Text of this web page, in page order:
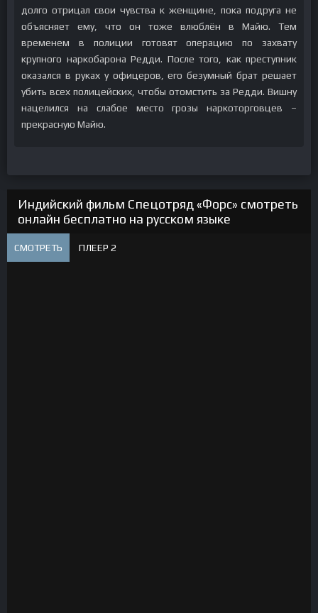
долго отрицал свои чувства к женщине, пока подруга не
объясняет ему, что он тоже влюблён в Майю. Тем
временем в полиции готовят операцию по захвату
крупного наркобарона Редди. После того, как преступник
оказался в руках у офицеров, его безумный брат решает
убить всех полицейских, чтобы отомстить за Редди. Вишну
нацелился на слабое место грозы наркоторговцев –
прекрасную Майю.
Индийский фильм Спецотряд «Форс» смотреть
онлайн бесплатно на русском языке
СМОТРЕТЬ ПЛЕЕР 2